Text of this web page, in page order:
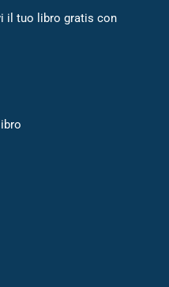
il tuo libro gratis con